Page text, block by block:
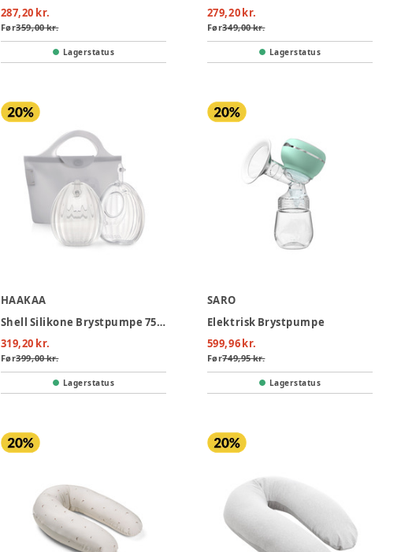
287,20 kr.
Før359,00 kr.
Lagerstatus
279,20 kr.
Før349,00 kr.
Lagerstatus
HAAKAA
Shell Silikone Brystpumpe 75ml - 2-pak
319,20 kr.
Før399,00 kr.
Lagerstatus
SARO
Elektrisk Brystpumpe
599,96 kr.
Før749,95 kr.
Lagerstatus